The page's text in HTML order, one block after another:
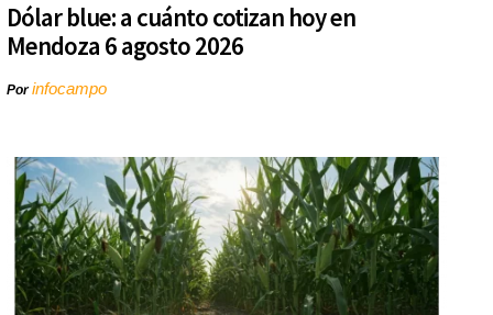
Dólar blue: a cuánto cotizan hoy en
Mendoza 6 agosto 2026
Porinfocampo